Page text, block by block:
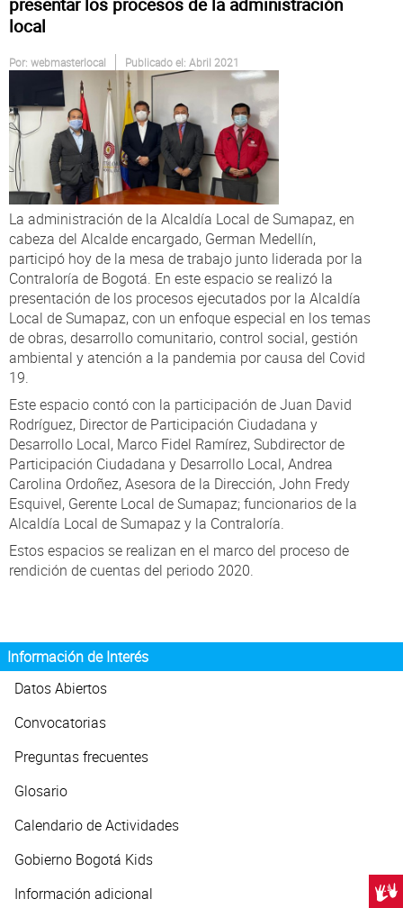
local
Por: webmasterlocal Publicado el: Abril 2021
La administración de la Alcaldía Local de Sumapaz, en
cabeza del Alcalde encargado, German Medellín,
participó hoy de la mesa de trabajo junto liderada por la
Contraloría de Bogotá. En este espacio se realizó la
presentación de los procesos ejecutados por la Alcaldía
Local de Sumapaz, con un enfoque especial en los temas
de obras, desarrollo comunitario, control social, gestión
ambiental y atención a la pandemia por causa del Covid
19.
Este espacio contó con la participación de Juan David
Rodríguez, Director de Participación Ciudadana y
Desarrollo Local, Marco Fidel Ramírez, Subdirector de
Participación Ciudadana y Desarrollo Local, Andrea
Carolina Ordoñez, Asesora de la Dirección, John Fredy
Esquivel, Gerente Local de Sumapaz; funcionarios de la
Alcaldía Local de Sumapaz y la Contraloría.
Estos espacios se realizan en el marco del proceso de
rendición de cuentas del periodo 2020.
Información de Interés
Datos Abiertos
Convocatorias
Preguntas frecuentes
Glosario
Calendario de Actividades
Gobierno Bogotá Kids
Información adicional